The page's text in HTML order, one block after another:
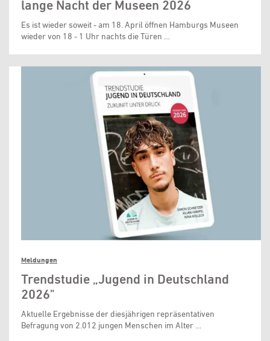
lange Nacht der Museen 2026
Es ist wieder soweit - am 18. April öffnen Hamburgs Museen
wieder von 18 - 1 Uhr nachts die Türen …
Meldungen
Trendstudie „Jugend in Deutschland
2026"
Aktuelle Ergebnisse der diesjährigen repräsentativen
Befragung von 2.012 jungen Menschen im Alter …